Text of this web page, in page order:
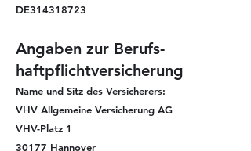
DE314318723
Angaben zur Berufs­
haftpflicht­versicherung
Name und Sitz des Versicherers:
VHV Allgemeine Versicherung AG
VHV-Platz 1
30177 Hannover